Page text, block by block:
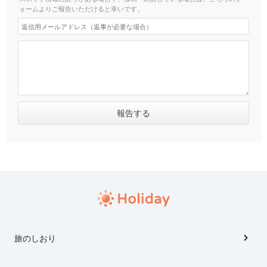
ォームよりご報告いただけると幸いです。
旅のしおり